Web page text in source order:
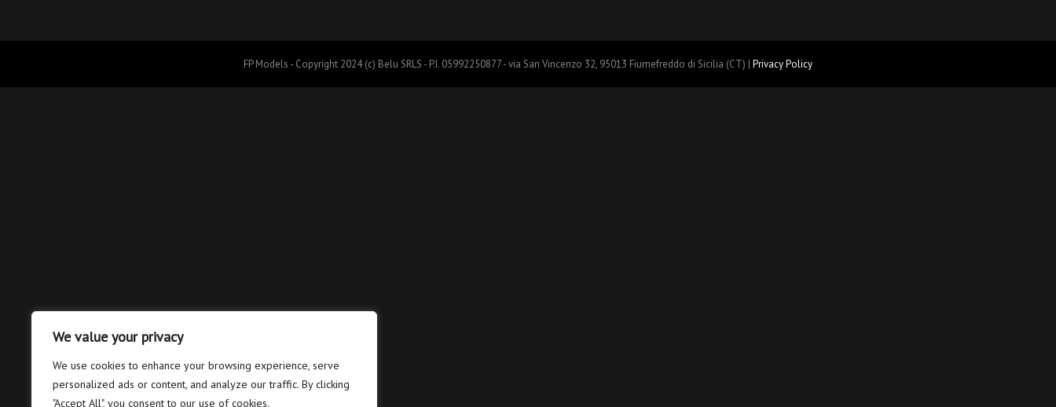
We value your privacy
We use cookies to enhance your browsing experience, serve
personalized ads or content, and analyze our traffic. By clicking
"Accept All", you consent to our use of cookies.
FP Models - Copyright 2024 (c) Belu SRLS - P.I. 05992250877 - via San Vincenzo 32, 95013 Fiumefreddo di Sicilia (CT) | Privacy Policy